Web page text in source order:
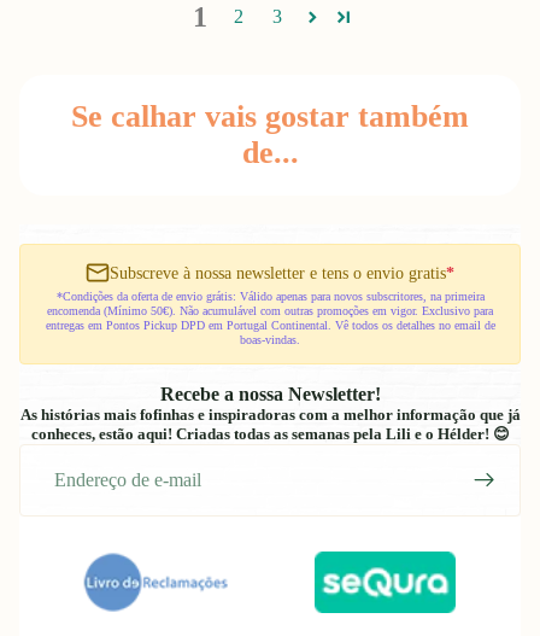
1 2 3
Se calhar vais gostar também
de...
Subscreve à nossa newsletter e tens o envio gratis*
*Condições da oferta de envio grátis: Válido apenas para novos subscritores, na primeira
encomenda (Mínimo 50€). Não acumulável com outras promoções em vigor. Exclusivo para
entregas em Pontos Pickup DPD em Portugal Continental. Vê todos os detalhes no email de
boas-vindas.
Recebe a nossa Newsletter!
As histórias mais fofinhas e inspiradoras com a melhor informação que já
conheces, estão aqui! Criadas todas as semanas pela Lili e o Hélder! 😊